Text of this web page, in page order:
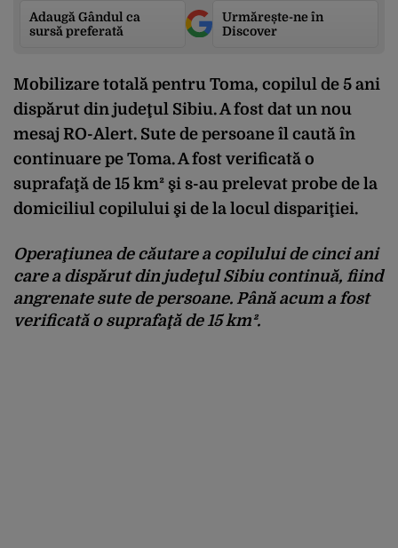
Adaugă Gândul ca
sursă preferată
Urmărește-ne în
Discover
Mobilizare totală pentru Toma, copilul de 5 ani
dispărut din judeţul Sibiu. A fost dat un nou
mesaj RO-Alert. Sute de persoane îl caută în
continuare pe Toma. A fost verificată o
suprafaţă de 15 km² şi s-au prelevat probe de la
domiciliul copilului şi de la locul dispariţiei.
Operaţiunea de căutare a copilului de cinci ani
care a dispărut din judeţul Sibiu continuă, fiind
angrenate sute de persoane. Până acum a fost
verificată o suprafaţă de 15 km².